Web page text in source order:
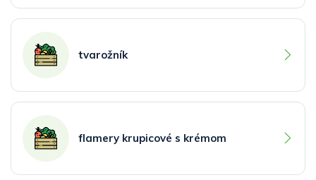
tvarožník
flamery krupicové s krémom